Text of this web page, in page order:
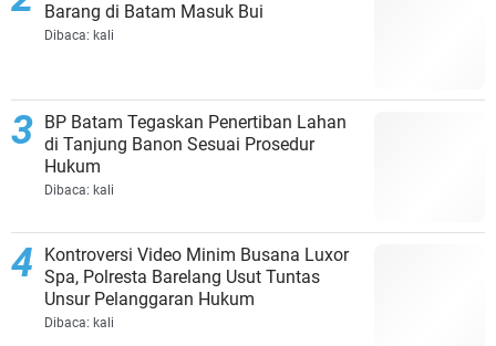
Barang di Batam Masuk Bui
Dibaca: kali
BP Batam Tegaskan Penertiban Lahan
di Tanjung Banon Sesuai Prosedur
Hukum
Dibaca: kali
Kontroversi Video Minim Busana Luxor
Spa, Polresta Barelang Usut Tuntas
Unsur Pelanggaran Hukum
Dibaca: kali